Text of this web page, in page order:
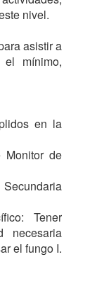
nivel.
asistir a
mínimo,
en la
de
Secundaria
Tener
necesaria
el fungo I.